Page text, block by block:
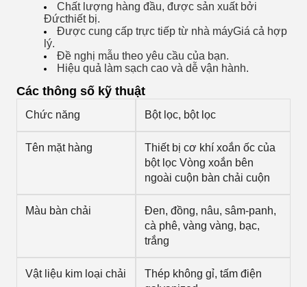
Chất lượng hàng đầu, được sản xuất bởi
Đứcthiết bị.
Được cung cấp trực tiếp từ nhà máyGiá cả hợp
lý.
Đề nghị mẫu theo yêu cầu của bạn.
Hiệu quả làm sạch cao và dễ vận hành.
Các thông số kỹ thuật
Chức năng Bột lọc, bột lọc
Tên mặt hàng
Thiết bị cơ khí xoắn ốc của
bột lọc Vòng xoắn bên
ngoài cuộn bàn chải cuộn
Màu bàn chải
Đen, đồng, nâu, sâm-panh,
cà phê, vàng vàng, bạc,
trắng
Vật liệu kim loại chải
Thép không gỉ, tấm điện